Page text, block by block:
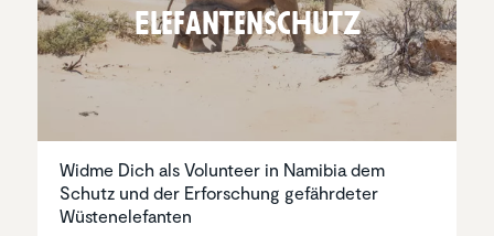
Elefan­ten­schutz
Widme Dich als Volunteer in Namibia dem
Schutz und der Erforschung gefährdeter
Wüstenelefanten